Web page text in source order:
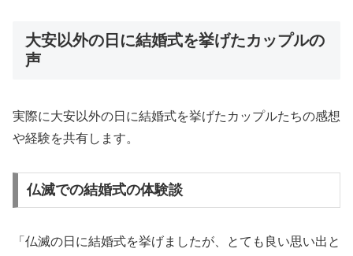
大安以外の日に結婚式を挙げたカップルの
声
実際に大安以外の日に結婚式を挙げたカップルたちの感想
や経験を共有します。
仏滅での結婚式の体験談
「仏滅の日に結婚式を挙げましたが、とても良い思い出と